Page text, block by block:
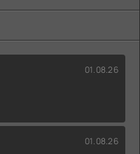
01.08.26
01.08.26